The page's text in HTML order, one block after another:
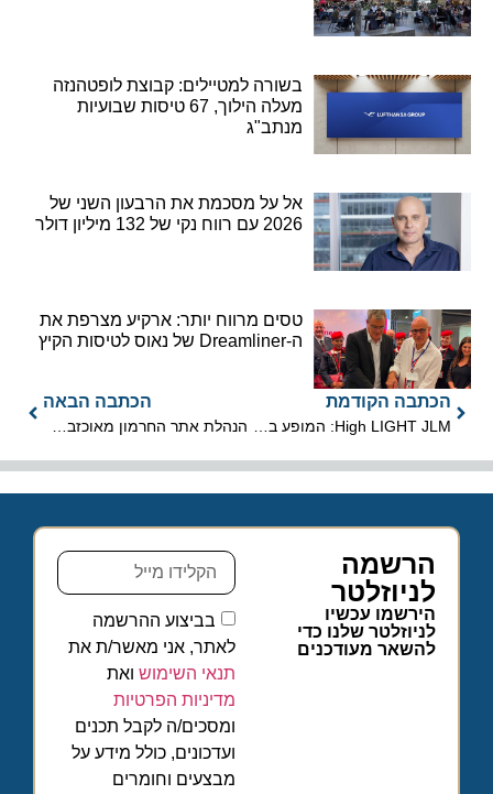
בשורה למטיילים: קבוצת לופטהנזה
מעלה הילוך, 67 טיסות שבועיות
מנתב"ג
אל על מסכמת את הרבעון השני של
2026 עם רווח נקי של 132 מיליון דולר
טסים מרווח יותר: ארקיע מצרפת את
ה-Dreamliner של נאוס לטיסות הקיץ
הכתבה הקודמת הכתבה הבאה
הרשמה
לניוזלטר
הירשמו עכשיו
לניוזלטר שלנו כדי
להשאר מעודכנים
בביצוע ההרשמה
לאתר, אני מאשר/ת את
תנאי השימוש ואת
מדיניות הפרטיות
ומסכים/ה לקבל תכנים
ועדכונים, כולל מידע על
מבצעים וחומרים